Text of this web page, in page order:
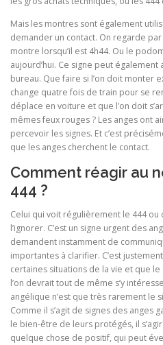
Mais les montres sont également
demander un contact. On regarde
montre lorsqu’il est 4h44. Ou le
aujourd’hui. Ce signe peut
bureau. Que faire si l’on doit monter
change quatre fois de train pour se
déplace en voiture et que l’on doit
mêmes feux rouges ? Les anges ont
percevoir les signes. Et c’est
que les anges cherchent le contact.
Comment réagir au
444 ?
Celui qui voit régulièrement le 444
l’ignorer. C’est un signe urgent des
demandent instamment de
importantes à clarifier. C’est
certaines situations de la vie et que
l’on devrait tout de même s’y
angélique n’est que très rarement le
Comme il s’agit de signes des anges
le bien-être de leurs protégés, il
quelque chose de positif, qui peut